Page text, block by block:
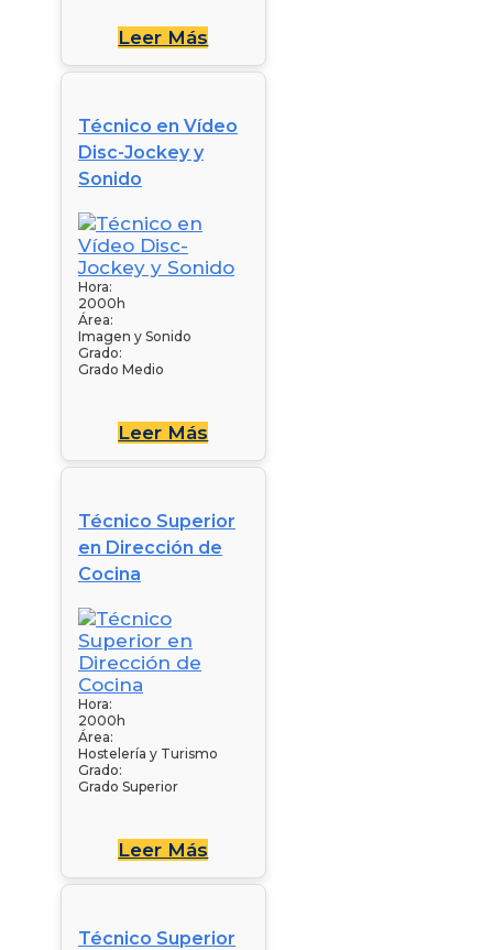
Leer Más
Técnico en Vídeo
Disc-Jockey y
Sonido
Hora:
2000h
Área:
Imagen y Sonido
Grado:
Grado Medio
Leer Más
Técnico Superior
en Dirección de
Cocina
Hora:
2000h
Área:
Hostelería y Turismo
Grado:
Grado Superior
Leer Más
Técnico Superior